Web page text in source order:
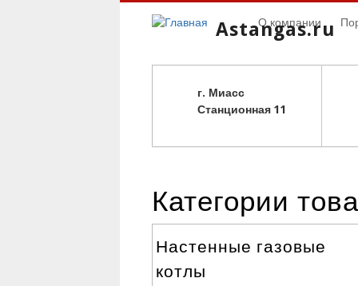
Astangas.ru
г. Миасс
Станционная 11
О компании
Категории
Настенные газовые
котлы